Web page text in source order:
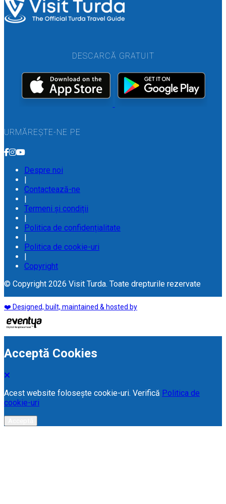
DESCARCĂ GRATUIT
URMĂREȘTE-NE PE
Despre noi
Contactează-ne
Termeni și condiții
Politica de confidențialitate
Politica de cookie-uri
Copyright
© Copyright 2026 Visit Turda. Toate drepturile rezervate
❤️ Designed, built, maintained & hosted by
Acceptă Cookies
Acest website folosește cookie-uri. Verifică Politica de
cookie-uri